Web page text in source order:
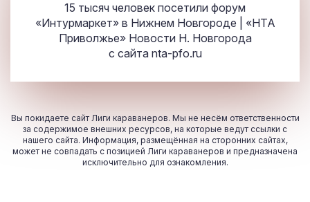
15 тысяч человек посетили форум
«Интурмаркет» в Нижнем Новгороде | «НТА
Приволжье» Новости Н. Новгорода
с сайта nta-pfo.ru
Вы покидаете сайт Лиги караванеров. Мы не несём ответственности
за содержимое внешних ресурсов, на которые ведут ссылки с
нашего сайта. Информация, размещённая на сторонних сайтах,
может не совпадать с позицией Лиги караванеров и предназначена
исключительно для ознакомления.